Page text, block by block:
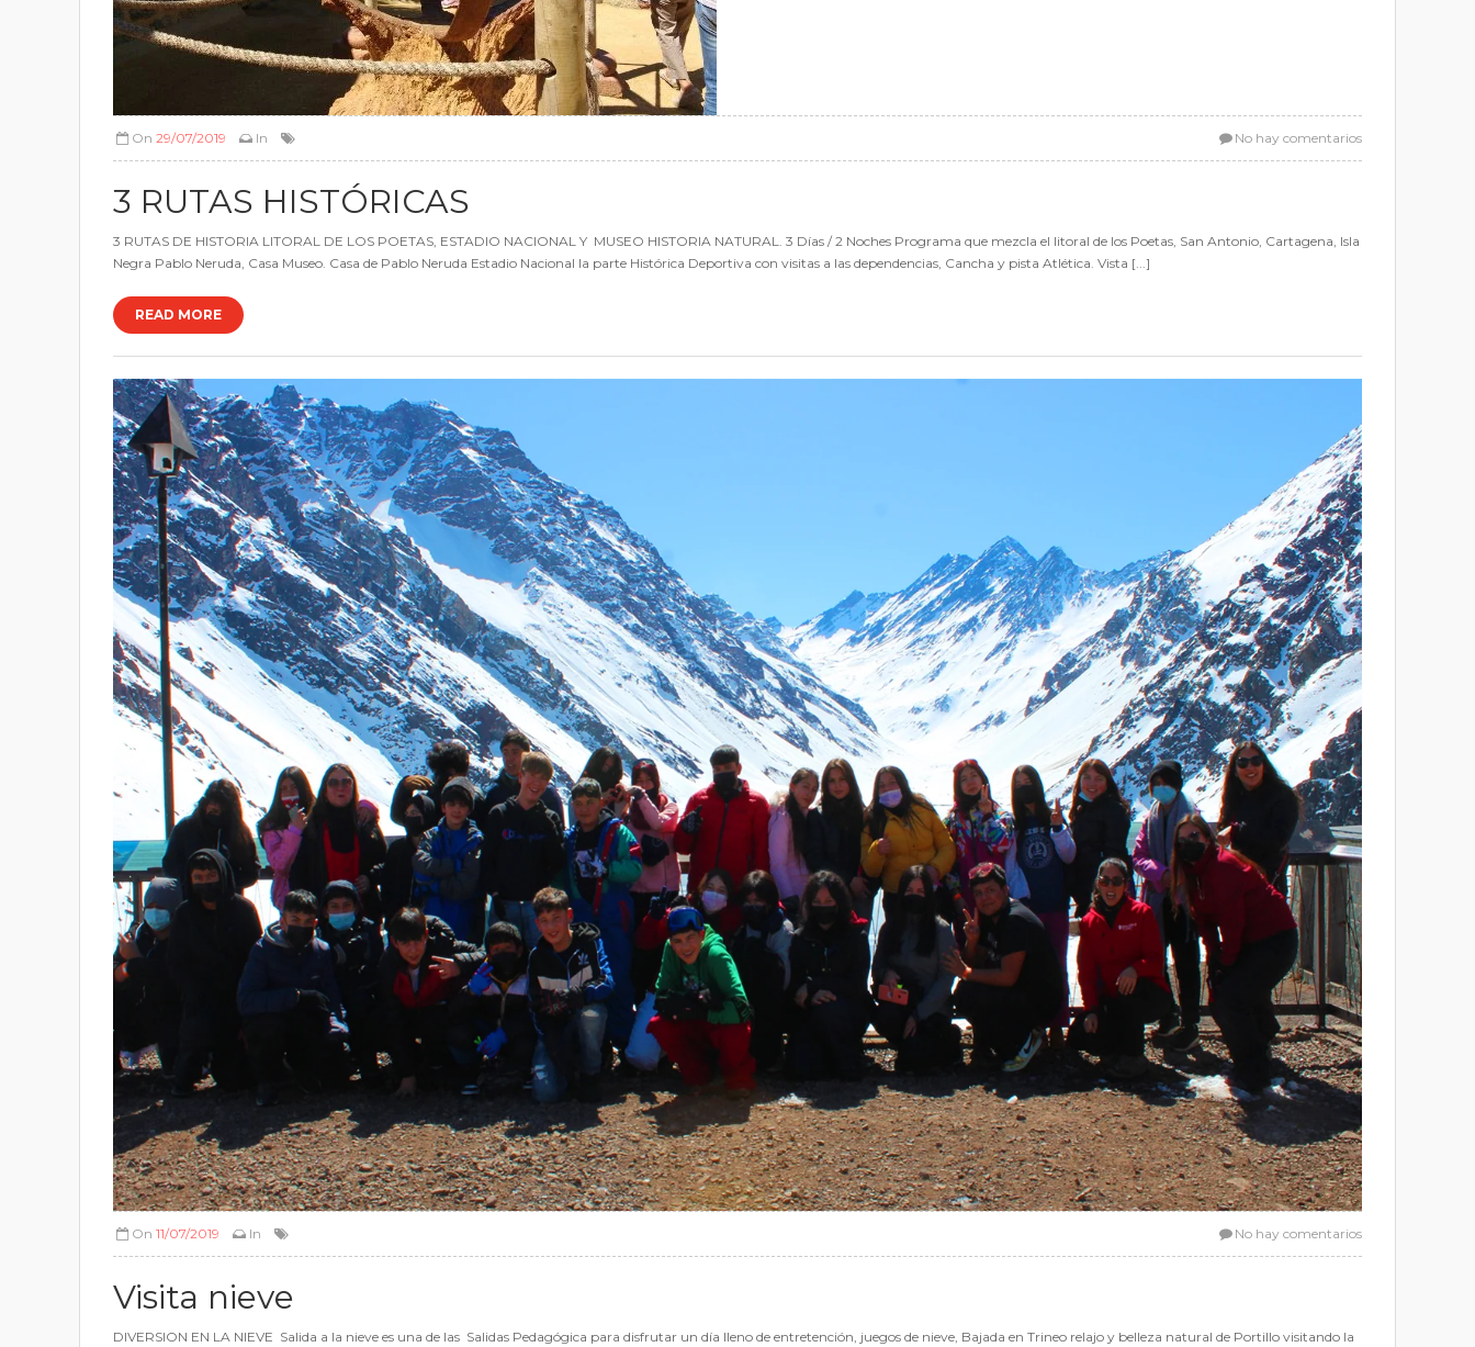
On 29/07/2019 In No hay comentarios
3 RUTAS HISTÓRICAS
3 RUTAS DE HISTORIA LITORAL DE LOS POETAS, ESTADIO NACIONAL Y MUSEO HISTORIA NATURAL. 3 Días / 2 Noches Programa que mezcla el litoral de los Poetas, San Antonio, Cartagena, Isla
Negra Pablo Neruda, Casa Museo. Casa de Pablo Neruda Estadio Nacional la parte Histórica Deportiva con visitas a las dependencias, Cancha y pista Atlética. Vista [...]
READ MORE
On 11/07/2019 In No hay comentarios
Visita nieve
DIVERSION EN LA NIEVE Salida a la nieve es una de las Salidas Pedagógica para disfrutar un día lleno de entretención, juegos de nieve, Bajada en Trineo relajo y belleza natural de Portillo visitando la